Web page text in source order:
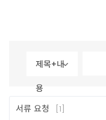
제목+내
용
서류 요청
[1]